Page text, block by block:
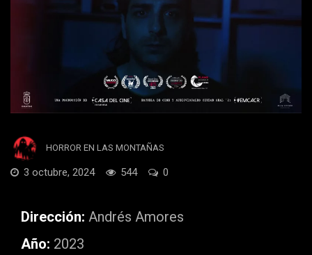
HORROR EN LAS MONTAÑAS
3 octubre, 2024 544 0
Dirección: Andrés Amores
Año: 2023